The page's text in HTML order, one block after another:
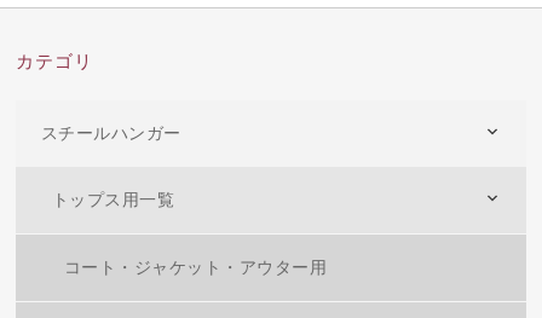
カテゴリ
スチールハンガー
トップス用一覧
コート・ジャケット・アウター用